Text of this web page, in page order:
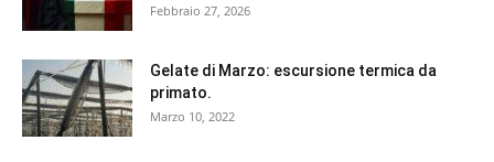
Febbraio 27, 2026
Gelate di Marzo: escursione termica da
primato.
Marzo 10, 2022